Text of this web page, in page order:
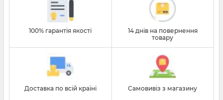
100% гарантія якості
14 днів на повернення
товару
Доставка по всій країні Самовивіз з магазину